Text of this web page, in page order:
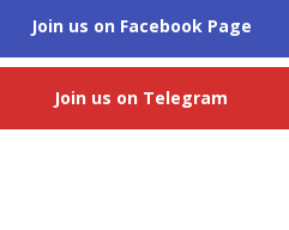
Join us on Facebook Page
Join us on Telegram